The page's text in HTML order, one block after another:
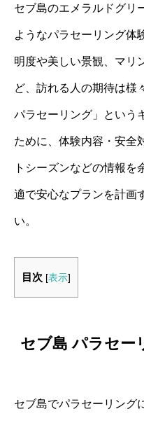
セブ島のエメラルドグリ
ようなパラセーリング体
明度や美しい景観、マリ
ど、訪れる人の期待は様
パラセーリング」という
ために、体験内容・安全
トシーズンなどの情報
適で安心なプランを計画
い。
目次 [表示]
セブ島 パラセー
セブ島でパラセーリング